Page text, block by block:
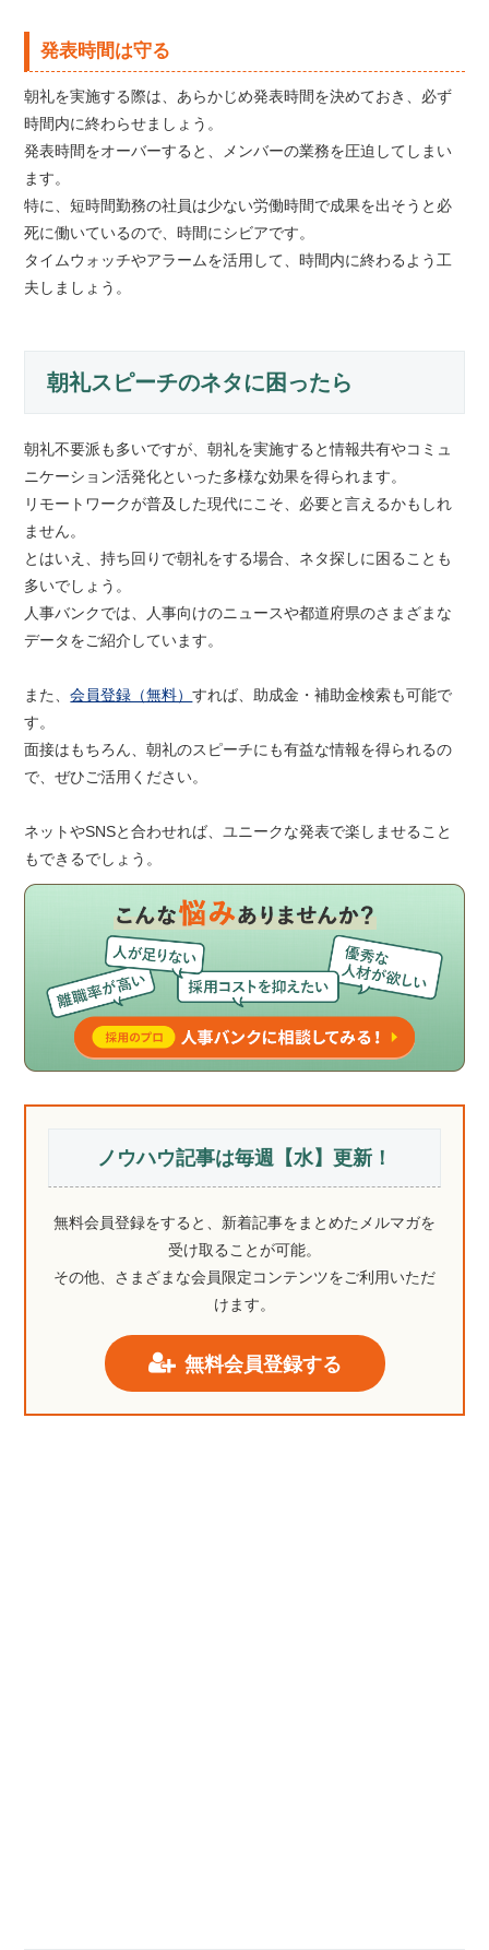
発表時間は守る
朝礼を実施する際は、あらかじめ発表時間を決めておき、必ず
時間内に終わらせましょう。
発表時間をオーバーすると、メンバーの業務を圧迫してしまい
ます。
特に、短時間勤務の社員は少ない労働時間で成果を出そうと必
死に働いているので、時間にシビアです。
タイムウォッチやアラームを活用して、時間内に終わるよう工
夫しましょう。
朝礼スピーチのネタに困ったら
朝礼不要派も多いですが、朝礼を実施すると情報共有やコミュ
ニケーション活発化といった多様な効果を得られます。
リモートワークが普及した現代にこそ、必要と言えるかもしれ
ません。
とはいえ、持ち回りで朝礼をする場合、ネタ探しに困ることも
多いでしょう。
人事バンクでは、人事向けのニュースや都道府県のさまざまな
データをご紹介しています。
また、会員登録（無料）すれば、助成金・補助金検索も可能で
す。
面接はもちろん、朝礼のスピーチにも有益な情報を得られるの
で、ぜひご活用ください。
ネットやSNSと合わせれば、ユニークな発表で楽しませること
もできるでしょう。
ノウハウ記事は毎週【水】更新！
無料会員登録をすると、新着記事をまとめたメルマガを
受け取ることが可能。
その他、さまざまな会員限定コンテンツをご利用いただ
けます。
無料会員登録する